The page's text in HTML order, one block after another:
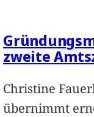
zweite
Christine
übernimmt